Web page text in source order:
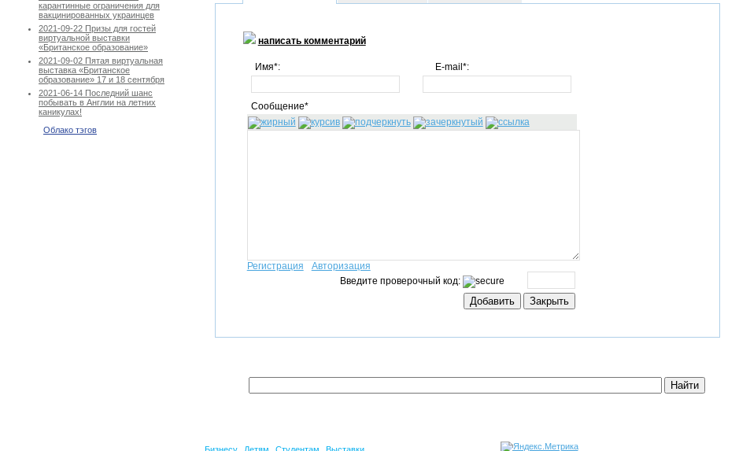
карантинные ограничения для
вакцинированных украинцев
2021-09-22 Призы для гостей
виртуальной выставки
«Британское образование»
2021-09-02 Пятая виртуальная
выставка «Британское
образование» 17 и 18 сентября
2021-06-14 Последний шанс
побывать в Англии на летних
каникулах!
Облако тэгов
написать комментарий
Имя*: E-mail*:
Сообщение*
Регистрация
Авторизация
Введите проверочный код: